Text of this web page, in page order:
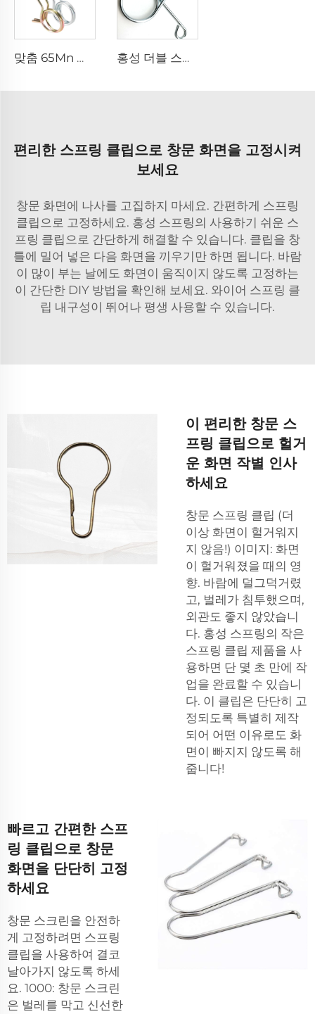
맞춤 65Mn 강 Uxcell 더블 와이어 스프링 호스 클램프 호스 연료 라인 실리콘 튜브 스프링 클립 홍성 더블 스피럴 다운라이트 특수 형상 비틀림 스프링 스테인레스 스프링 클립
편리한 스프링 클립으로 창문 화면을 고정시켜
보세요
창문 화면에 나사를 고집하지 마세요. 간편하게 스프링
클립으로 고정하세요. 홍성 스프링의 사용하기 쉬운 스
프링 클립으로 간단하게 해결할 수 있습니다. 클립을 창
틀에 밀어 넣은 다음 화면을 끼우기만 하면 됩니다. 바람
이 많이 부는 날에도 화면이 움직이지 않도록 고정하는
이 간단한 DIY 방법을 확인해 보세요. 와이어 스프링 클
립 내구성이 뛰어나 평생 사용할 수 있습니다.
이 편리한 창문 스
프링 클립으로 헐거
운 화면 작별 인사
하세요
창문 스프링 클립 (더
이상 화면이 헐거워지
지 않음!) 이미지: 화면
이 헐거워졌을 때의 영
향. 바람에 덜그덕거렸
고, 벌레가 침투했으며,
외관도 좋지 않았습니
다. 홍성 스프링의 작은
스프링 클립 제품을 사
용하면 단 몇 초 만에 작
업을 완료할 수 있습니
다. 이 클립은 단단히 고
정되도록 특별히 제작
되어 어떤 이유로도 화
면이 빠지지 않도록 해
줍니다!
빠르고 간편한 스프
링 클립으로 창문
화면을 단단히 고정
하세요
창문 스크린을 안전하
게 고정하려면 스프링
클립을 사용하여 결코
날아가지 않도록 하세
요. 1000: 창문 스크린
은 벌레를 막고 신선한